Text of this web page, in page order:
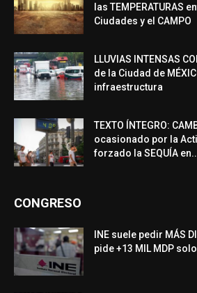
las TEMPERATURAS
Ciudades y el CAMPO
LLUVIAS INTENSAS
de la Ciudad de
infraestructura
TEXTO ÍNTEGRO:
ocasionado por la
forzado la SEQUÍA
CONGRESO
INE suele pedir MÁS
pide +13 MIL MDP